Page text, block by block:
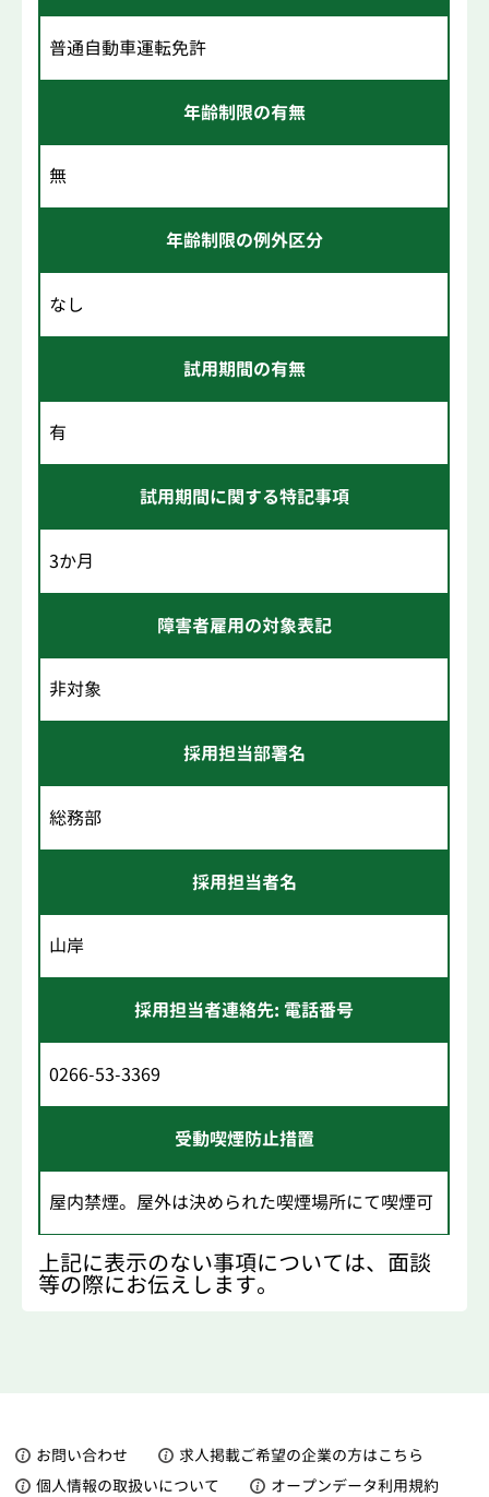
普通自動車運転免許
年齢制限の有無
無
年齢制限の例外区分
なし
試用期間の有無
有
試用期間に関する特記事項
3か月
障害者雇用の対象表記
非対象
採用担当部署名
総務部
採用担当者名
山岸
採用担当者連絡先: 電話番号
0266-53-3369
受動喫煙防止措置
屋内禁煙。屋外は決められた喫煙場所にて喫煙可
上記に表示のない事項については、面談
等の際にお伝えします。
お問い合わせ
求人掲載ご希望の企業の方はこちら
個人情報の取扱いについて
オープンデータ利用規約